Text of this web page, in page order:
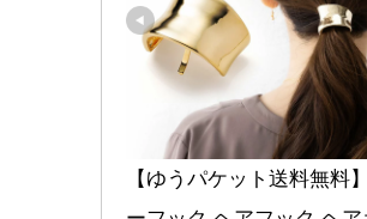
【ゆうパケット送料無料